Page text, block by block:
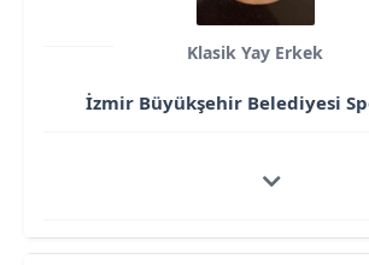
Klasik Yay Erkek
İzmir Büyükşehir Belediyesi